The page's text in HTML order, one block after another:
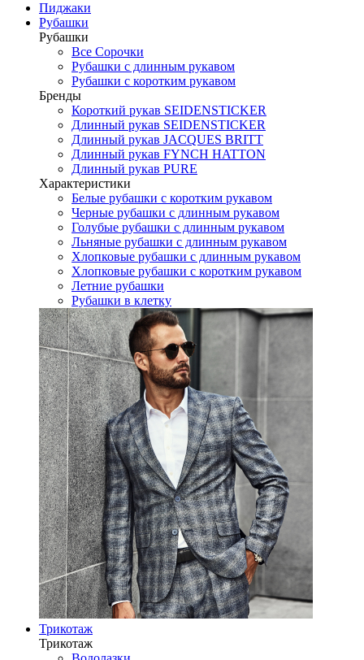
Пиджаки
Рубашки
Рубашки
Все Сорочки
Рубашки с длинным рукавом
Рубашки с коротким рукавом
Бренды
Короткий рукав SEIDENSTICKER
Длинный рукав SEIDENSTICKER
Длинный рукав JAСQUES BRITT
Длинный рукав FYNCH HATTON
Длинный рукав PURE
Характеристики
Белые рубашки с коротким рукавом
Черные рубашки с длинным рукавом
Голубые рубашки с длинным рукавом
Льняные рубашки с длинным рукавом
Хлопковые рубашки с длинным рукавом
Хлопковые рубашки с коротким рукавом
Летние рубашки
Рубашки в клетку
Трикотаж
Трикотаж